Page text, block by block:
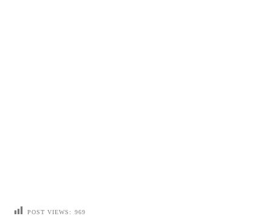
POST VIEWS: 969